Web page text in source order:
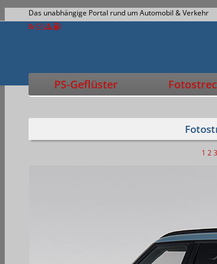
Das unabhängige Portal rund um Automobil & Verkehr
PS-Geflüster
1 2 3